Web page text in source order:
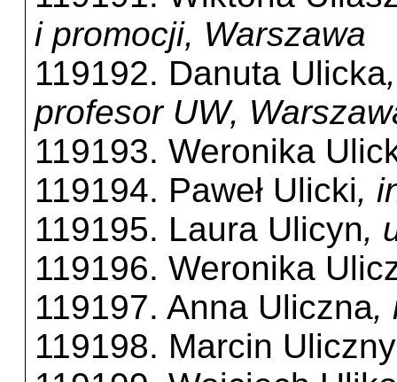
i promocji, Warszawa
119192. Danuta Ulicka
profesor UW,
119193. Weronika
119194. Paweł Ulicki,
119195. Laura Ulicyn,
119196. Weronika
119197. Anna Uliczna,
119198. Marcin Uliczny